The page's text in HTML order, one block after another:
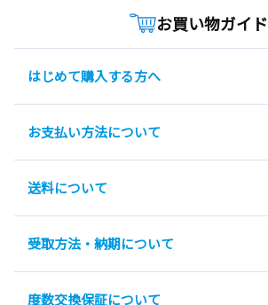
お買い物ガイド
はじめて購入する方へ
お支払い方法について
送料について
受取方法・納期について
度数交換保証について